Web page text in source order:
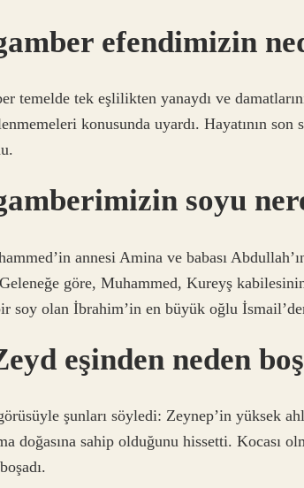
efendimizin
temelde tek eşlilikten yanaydı ve
konusunda uyardı. Hayatının
soyu
annesi Amina ve babası
göre, Muhammed, Kureyş
soy olan İbrahim’in en büyük oğlu
eşinden neden
şunları söyledi: Zeynep’in yüksek
doğasına sahip olduğunu hissetti. Kocası